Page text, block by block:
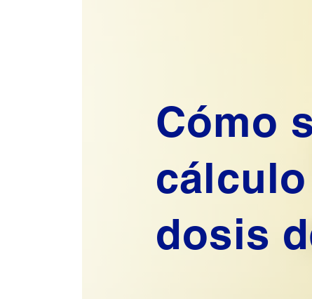
Cómo
dosis